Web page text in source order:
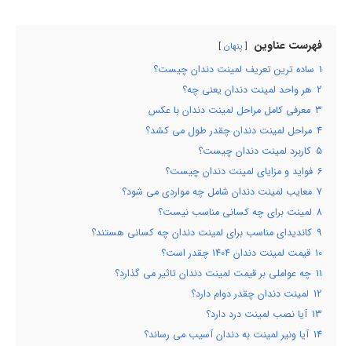
فهرست عناوین پنهان
1 ساده ترین تعریف لمینت دندان چیست؟
2 هر واحد لمینت دندان یعنی چه؟
3 معرفی کامل مراحل لمینت دندان با عکس
4 مراحل لمینت دندان چقدر طول می کشد؟
5 کاربرد لمینت دندان چیست؟
6 فواید و مزایای لمینت دندان چیست؟
7 معایب لمینت دندان شامل چه مواردی می شود؟
8 لمینت برای چه کسانی مناسب نیست؟
9 کاندیدای مناسب برای لمینت دندان چه کسانی هستند؟
10 قیمت لمینت دندان 1404 چقدر است؟
11 چه عواملی بر قیمت لمینت دندان تاثیر می گذارد؟
12 لمینت دندان چقدر دوام دارد؟
13 آیا نصب لمینت درد دارد؟
14 آیا ونیر لمینت به دندان آسیب می رساند؟